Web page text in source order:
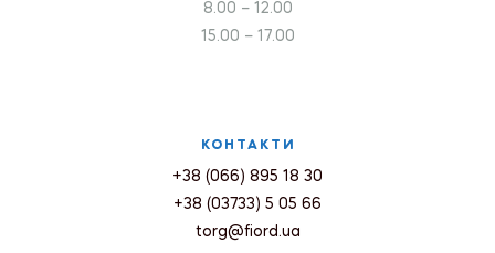
8.00 – 12.00
15.00 – 17.00
КОНТАКТИ
+38 (066) 895 18 30
+38 (03733) 5 05 66
torg@fiord.ua